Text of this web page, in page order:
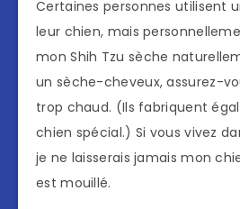
Certaines personnes utilisent
leur chien, mais
mon Shih Tzu sèche
un sèche-cheveux, assurez-
trop chaud. (Ils fabriquent
chien spécial.) Si vous vivez
je ne laisserais jamais mon
est mouillé.